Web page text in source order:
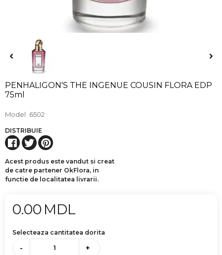
PENHALIGON'S THE INGENUE COUSIN FLORA EDP
75ml
Model 6502
DISTRIBUIE
Acest produs este vandut si creat
de catre partener OkFlora, in
functie de localitatea livrarii.
0.00 MDL
Selecteaza cantitatea dorita
- +